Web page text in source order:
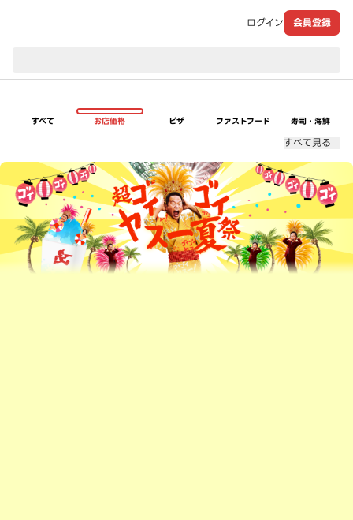
ログイン 会員登録
すべて お店価格 ピザ ファストフード 寿司・海鮮
すべて見る
超ゴイゴイヤスー夏祭